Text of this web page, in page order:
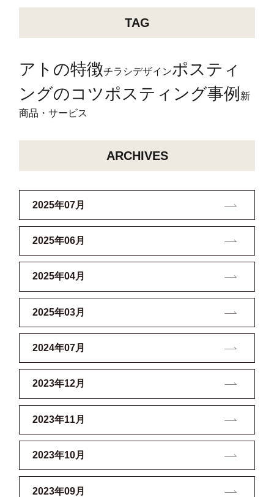
TAG
アトの特徴チラシデザインポスティ
ングのコツポスティング事例 新
商品・サービス
ARCHIVES
2025年07月
2025年06月
2025年04月
2025年03月
2024年07月
2023年12月
2023年11月
2023年10月
2023年09月